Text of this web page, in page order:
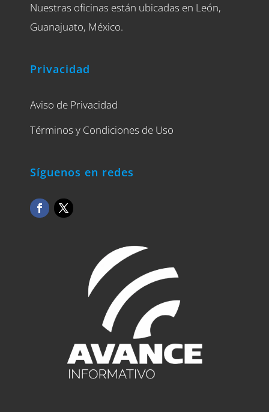
Nuestras oficinas están ubicadas en León,
Guanajuato, México.
Privacidad
Aviso de Privacidad
Términos y Condiciones de Uso
Síguenos en redes